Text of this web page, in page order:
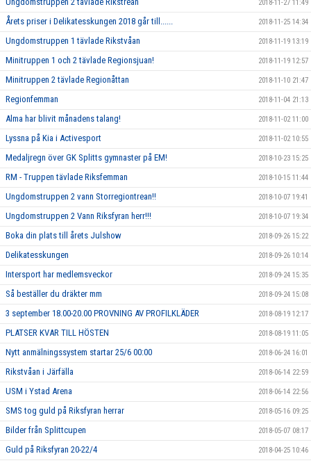
2018-11-27 11:49
Årets priser i Delikatesskungen 2018 går till...... 2018-11-25 14:34
Ungdomstruppen 1 tävlade Rikstvåan 2018-11-19 13:19
Minitruppen 1 och 2 tävlade Regionsjuan! 2018-11-19 12:57
Minitruppen 2 tävlade Regionåttan 2018-11-10 21:47
Regionfemman 2018-11-04 21:13
Alma har blivit månadens talang! 2018-11-02 11:00
Lyssna på Kia i Activesport 2018-11-02 10:55
Medaljregn över GK Splitts gymnaster på EM! 2018-10-23 15:25
RM - Truppen tävlade Riksfemman 2018-10-15 11:44
Ungdomstruppen 2 vann Storregiontrean!! 2018-10-07 19:41
Ungdomstruppen 2 Vann Riksfyran herr!!! 2018-10-07 19:34
Boka din plats till årets Julshow 2018-09-26 15:22
Delikatesskungen 2018-09-26 10:14
Intersport har medlemsveckor 2018-09-24 15:35
Så beställer du dräkter mm 2018-09-24 15:08
3 september 18.00-20.00 PROVNING AV PROFILKLÄDER 2018-08-19 12:17
PLATSER KVAR TILL HÖSTEN 2018-08-19 11:05
Nytt anmälningssystem startar 25/6 00:00 2018-06-24 16:01
Rikstvåan i Järfälla 2018-06-14 22:59
USM i Ystad Arena 2018-06-14 22:56
SMS tog guld på Riksfyran herrar 2018-05-16 09:25
Bilder från Splittcupen 2018-05-07 08:17
Guld på Riksfyran 20-22/4 2018-04-25 10:46